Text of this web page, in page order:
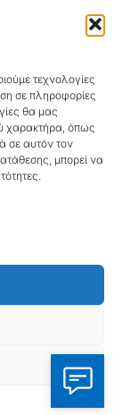
τεχνολογίες
σε πληροφορίες
θα μας
χαρακτήρα, όπως
σε αυτόν τον
μπορεί να
Μ.Ι.Κ.Ε.) |
Αττικής |
Ελλάδα |